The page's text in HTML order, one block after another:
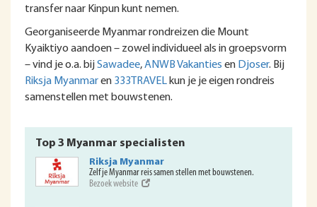
transfer naar Kinpun kunt nemen.
Georganiseerde Myanmar rondreizen die Mount
Kyaiktiyo aandoen – zowel individueel als in groepsvorm
– vind je o.a. bijSawadee,ANWB Vakanties en Djoser. Bij
Riksja Myanmaren 333TRAVELkun je je eigen rondreis
samenstellen met bouwstenen.
Top 3 Myanmar specialisten
Riksja Myanmar
Zelf je Myanmar reis samen stellen met bouwstenen.
Bezoek website